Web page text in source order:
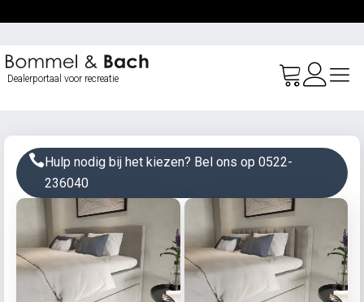
de
inhoud
Dealerportaal voor recreatie
Hulp nodig bij het kiezen? Bel ons op 0522-
236040